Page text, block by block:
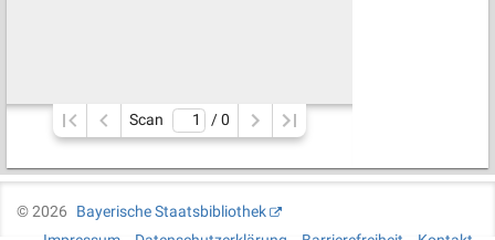
Scan / 0
©2026
Bayerische Staatsbibliothek